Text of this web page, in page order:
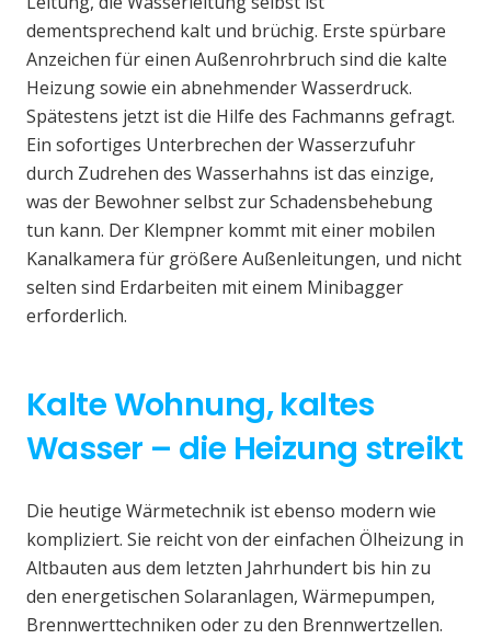
dementsprechend kalt und brüchig. Erste spürbare
Anzeichen für einen Außenrohrbruch sind die kalte
Heizung sowie ein abnehmender Wasserdruck.
Spätestens jetzt ist die Hilfe des Fachmanns gefragt.
Ein sofortiges Unterbrechen der Wasserzufuhr
durch Zudrehen des Wasserhahns ist das einzige,
was der Bewohner selbst zur Schadensbehebung
tun kann. Der Klempner kommt mit einer mobilen
Kanalkamera für größere Außenleitungen, und nicht
selten sind Erdarbeiten mit einem Minibagger
erforderlich.
Kalte Wohnung, kaltes
Wasser – die Heizung streikt
Die heutige Wärmetechnik ist ebenso modern wie
kompliziert. Sie reicht von der einfachen Ölheizung in
Altbauten aus dem letzten Jahrhundert bis hin zu
den energetischen Solaranlagen, Wärmepumpen,
Brennwerttechniken oder zu den Brennwertzellen.